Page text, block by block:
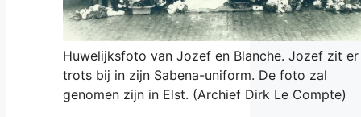
Huwelijksfoto van Jozef en Blanche. Jozef zit er
trots bij in zijn Sabena-uniform. De foto zal
genomen zijn in Elst. (Archief Dirk Le Compte)